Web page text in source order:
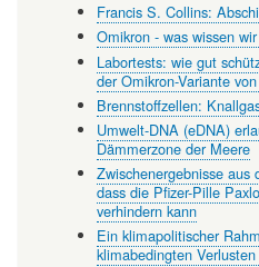
Francis S. Collins:
Omikron - was wissen
Labortests: wie gut
der Omikron-Variante
Brennstoffzellen:
Umwelt-DNA (eDNA)
Dämmerzone der Meere
Zwischenergebnisse
dass die Pfizer-Pille
verhindern kann
Ein klimapolitischer
klimabedingten